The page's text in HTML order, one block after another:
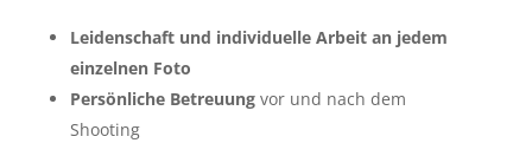
Leidenschaft und individuelle Arbeit an jedem
einzelnen Foto
Persönliche Betreuung vor und nach dem
Shooting